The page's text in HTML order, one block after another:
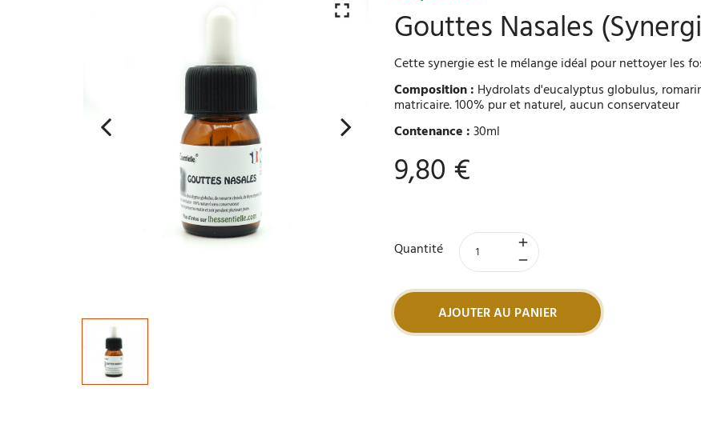
Gouttes Nasales
Cette synergie est le mélange idéal pour nettoyer les
Composition : Hydrolats d'eucalyptus globulus,
matricaire. 100% pur et naturel, aucun conservateur
Contenance :30ml
9,80 €
Quantité
AJOUTER AU PANIER